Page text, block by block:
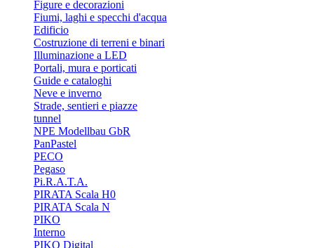
Figure e decorazioni
Fiumi, laghi e specchi d'acqua
Edificio
Costruzione di terreni e binari
Illuminazione a LED
Portali, mura e porticati
Guide e cataloghi
Neve e inverno
Strade, sentieri e piazze
tunnel
NPE Modellbau GbR
PanPastel
PECO
Pegaso
Pi.R.A.T.A.
PIRATA Scala H0
PIRATA Scala N
PIKO
Interno
PIKO Digital